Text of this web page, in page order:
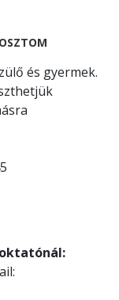
és gyermek.